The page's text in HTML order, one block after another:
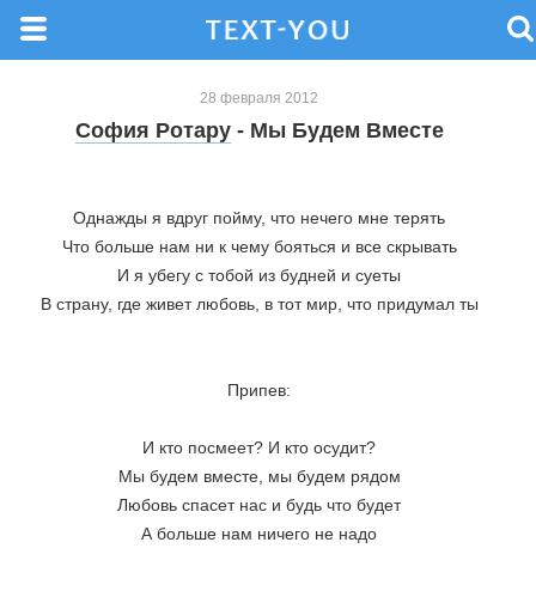
28 февраля 2012
София Ротару- Мы Будем Вместе
Однажды я вдруг пойму, что нечего мне терять
Что больше нам ни к чему бояться и все скрывать
И я убегу с тобой из будней и суеты
В страну, где живет любовь, в тот мир, что придумал ты
Припев:
И кто посмеет? И кто осудит?
Мы будем вместе, мы будем рядом
Любовь спасет нас и будь что будет
А больше нам ничего не надо